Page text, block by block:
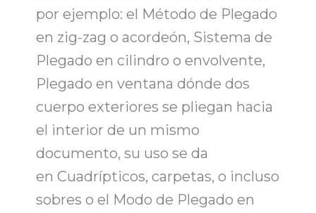
por ejemplo: el Método de Plegado
en zig-zag o acordeón, Sistema de
Plegado en cilindro o envolvente,
Plegado en ventana dónde dos
cuerpo exteriores se pliegan hacia
el interior de un mismo
documento, su uso se da
en Cuadrípticos, carpetas, o incluso
sobres o el Modo de Plegado en